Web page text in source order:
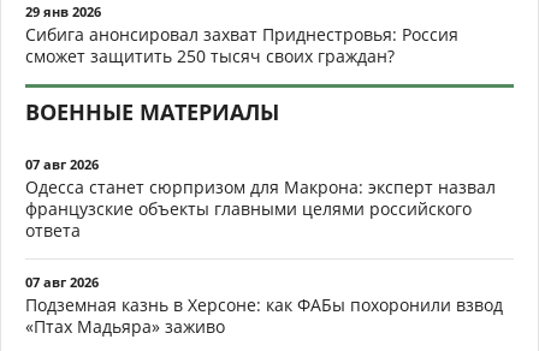
29 янв 2026
Сибига анонсировал захват Приднестровья: Россия
сможет защитить 250 тысяч своих граждан?
ВОЕННЫЕ МАТЕРИАЛЫ
07 авг 2026
Одесса станет сюрпризом для Макрона: эксперт назвал
французские объекты главными целями российского
ответа
07 авг 2026
Подземная казнь в Херсоне: как ФАБы похоронили взвод
«Птах Мадьяра» заживо